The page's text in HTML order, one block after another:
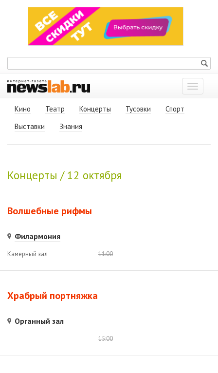
Показать
меню
Кино
Театр Концерты Тусовки
Спорт
Выставки
Знания
Концерты / 12 октября
Волшебные рифмы
Филармония
Камерный зал 11:00
Храбрый портняжка
Органный зал
15:00